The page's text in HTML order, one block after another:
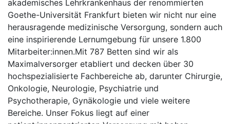
akademisches Lehrkrankenhaus der renommierten
Goethe-Universität Frankfurt bieten wir nicht nur eine
herausragende medizinische Versorgung, sondern auch
eine inspirierende Lernumgebung für unsere 1.800
Mitarbeiter:innen.Mit 787 Betten sind wir als
Maximalversorger etabliert und decken über 30
hochspezialisierte Fachbereiche ab, darunter Chirurgie,
Onkologie, Neurologie, Psychiatrie und
Psychotherapie, Gynäkologie und viele weitere
Bereiche. Unser Fokus liegt auf einer